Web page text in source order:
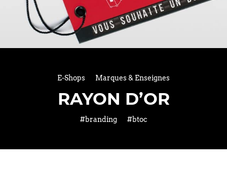
E-Shops Marques & Enseignes
RAYON D’OR
#branding #btoc